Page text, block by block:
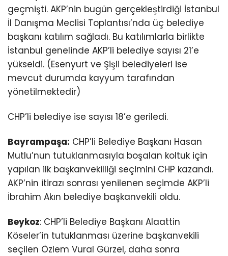
geçmişti. AKP’nin bugün gerçekleştirdiği İstanbul
İl Danışma Meclisi Toplantısı’nda üç belediye
başkanı katılım sağladı. Bu katılımlarla birlikte
İstanbul genelinde AKP’li belediye sayısı 21’e
yükseldi. (Esenyurt ve Şişli belediyeleri ise
mevcut durumda kayyum tarafından
yönetilmektedir)
CHP’li belediye ise sayısı 18’e geriledi.
Bayrampaşa: CHP’li Belediye Başkanı Hasan
Mutlu’nun tutuklanmasıyla boşalan koltuk için
yapılan ilk başkanvekilliği seçimini CHP kazandı.
AKP’nin itirazı sonrası yenilenen seçimde AKP’li
İbrahim Akın belediye başkanvekili oldu.
Beykoz: CHP’li Belediye Başkanı Alaattin
Köseler’in tutuklanması üzerine başkanvekili
seçilen Özlem Vural Gürzel, daha sonra